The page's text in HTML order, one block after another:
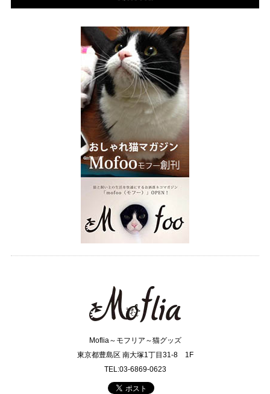
Moflia～モフリア～猫グッズ
東京都豊島区 南大塚1丁目31-8 1F
TEL:03-6869-0623